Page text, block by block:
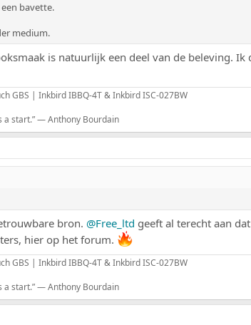
bavette.
medium.
is natuurlijk een deel van de beleving.
GBS | Inkbird IBBQ-4T & Inkbird ISC-027BW
a start.” — Anthony Bourdain
bron. @Free_ltd geeft al terecht aan
hier op het forum.
GBS | Inkbird IBBQ-4T & Inkbird ISC-027BW
a start.” — Anthony Bourdain